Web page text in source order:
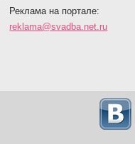
Реклама на портале:
reklama@svadba.net.ru